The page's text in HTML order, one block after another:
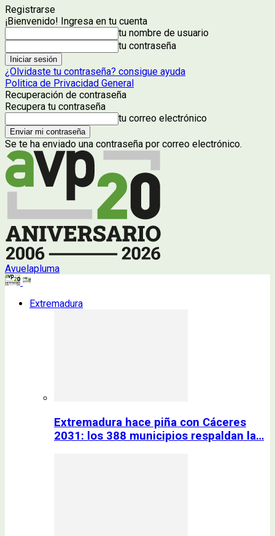
Registrarse
¡Bienvenido! Ingresa en tu cuenta
tu nombre de usuario
tu contraseña
¿Olvidaste tu contraseña? consigue ayuda
Politica de Privacidad General
Recuperación de contraseña
Recupera tu contraseña
tu correo electrónico
Se te ha enviado una contraseña por correo electrónico.
Avuelapluma
Extremadura
Extremadura hace piña con Cáceres
2031: los 388 municipios respaldan la…